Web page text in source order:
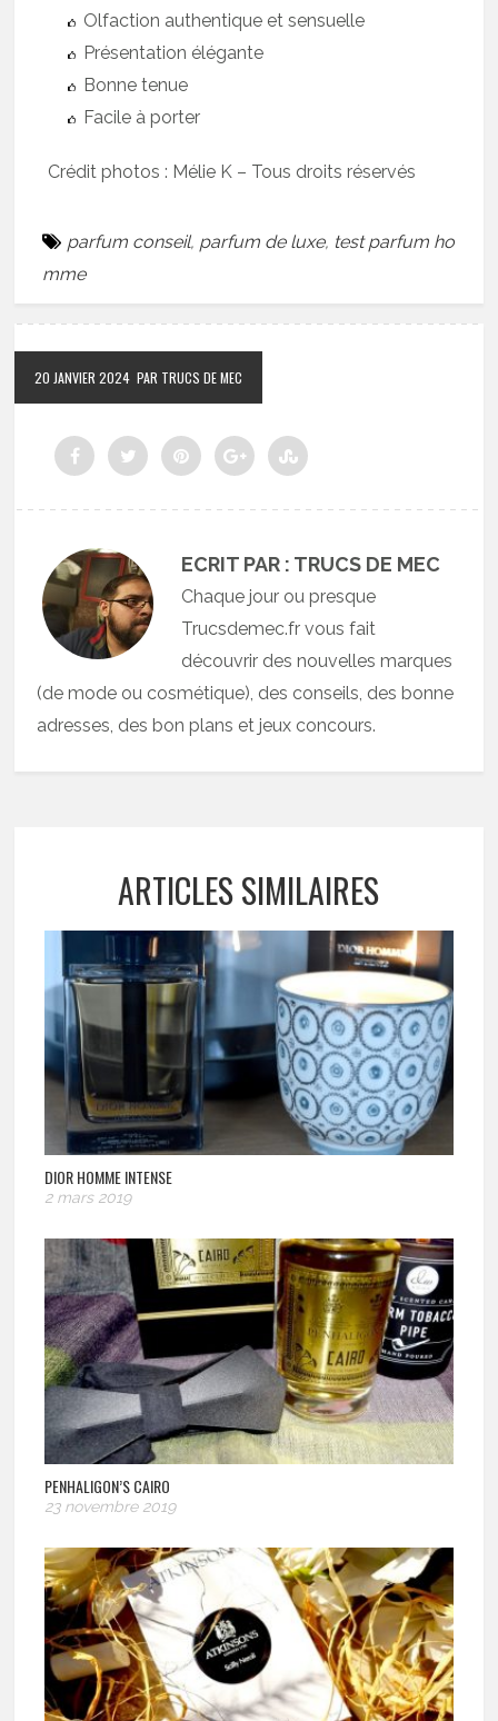
Olfaction authentique et sensuelle
Présentation élégante
Bonne tenue
Facile à porter
Crédit photos : Mélie K – Tous droits réservés
parfum conseil, parfum de luxe, test parfum ho
mme
20 JANVIER 2024 PAR TRUCS DE MEC
ECRIT PAR : TRUCS DE MEC
Chaque jour ou presque
Trucsdemec.fr vous fait
découvrir des nouvelles marques
(de mode ou cosmétique), des conseils, des bonne
adresses, des bon plans et jeux concours.
ARTICLES SIMILAIRES
DIOR HOMME INTENSE
2 mars 2019
PENHALIGON’S CAIRO
23 novembre 2019